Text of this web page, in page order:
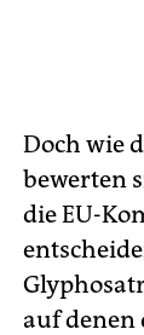
Doch wie
bewerten
die EU-
auf denen